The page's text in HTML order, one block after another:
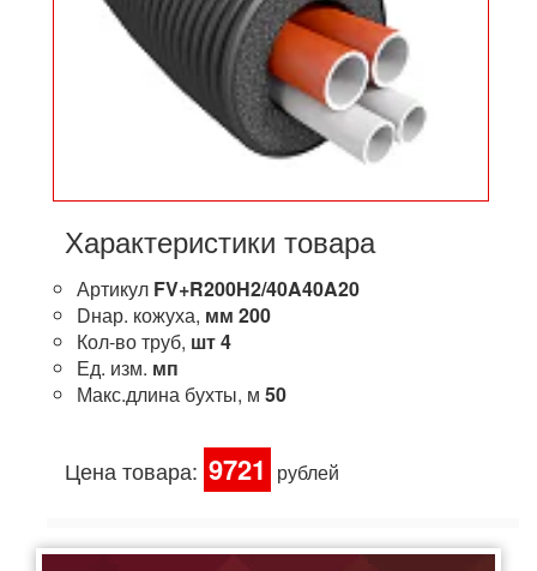
Характеристики товара
Артикул FV+R200H2/40A40A20
Dнар. кожуха, мм 200
Кол-во труб, шт4
Ед. изм. мп
Макс.длина бухты, м 50
Цена товара: 9721 рублей